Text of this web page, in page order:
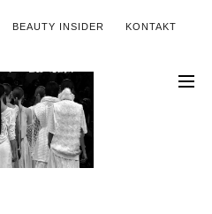
BEAUTY INSIDER KONTAKT